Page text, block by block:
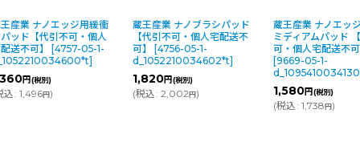
蔵王産業 ナノブラシパッド
【代引不可・個人宅配送不
可】
4756-05-1-
d_1052210034602*t
1,820
(税込: 2,002
蔵王産業 ナノエッジ用 SPP
ミディアムパッド 【代引不
可・個人宅配送不可】
[9669-05-1-
1,580円
蔵王産業 ナ
ド ブルー
宅配送不可
1,160円
(税込: 1,276